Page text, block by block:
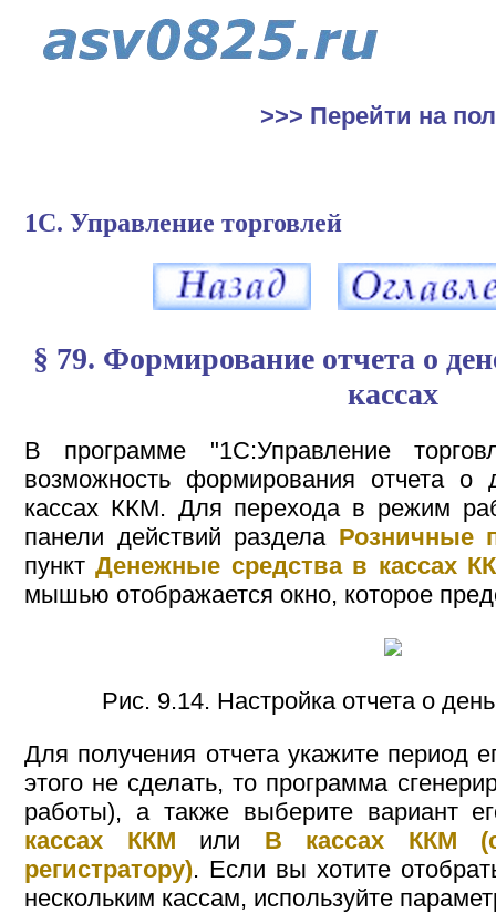
>>> Перейти на
1С. Управление торговлей
§ 79. Формирование отчета о
кассах
В программе "1С:Управление
возможность формирования отчета о
кассах ККМ. Для перехода в режим
панели действий раздела Розничные
пунктДенежные средства в кассах
мышью отображается окно, которое
Рис. 9.14. Настройка отчета о
Для получения отчета укажите период
этого не сделать, то программа
работы), а также выберите вариант
кассах ККМ или В кассах ККМ
регистратору). Если вы хотите
нескольким кассам, используйте